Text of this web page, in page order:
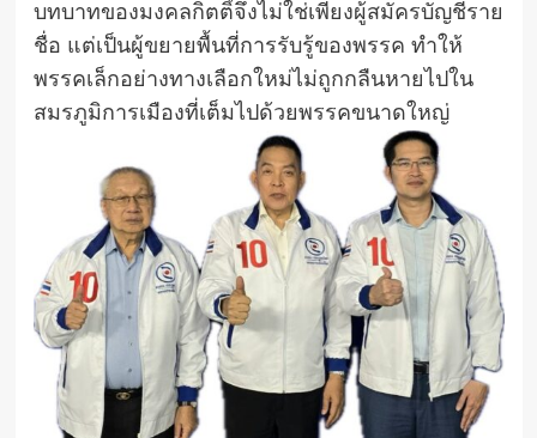
บทบาทของมงคลกิตติ์จึงไม่ใช่เพียงผู้สมัครบัญชีราย
ชื่อ แต่เป็นผู้ขยายพื้นที่การรับรู้ของพรรค ทำให้
พรรคเล็กอย่างทางเลือกใหม่ไม่ถูกกลืนหายไปใน
สมรภูมิการเมืองที่เต็มไปด้วยพรรคขนาดใหญ่